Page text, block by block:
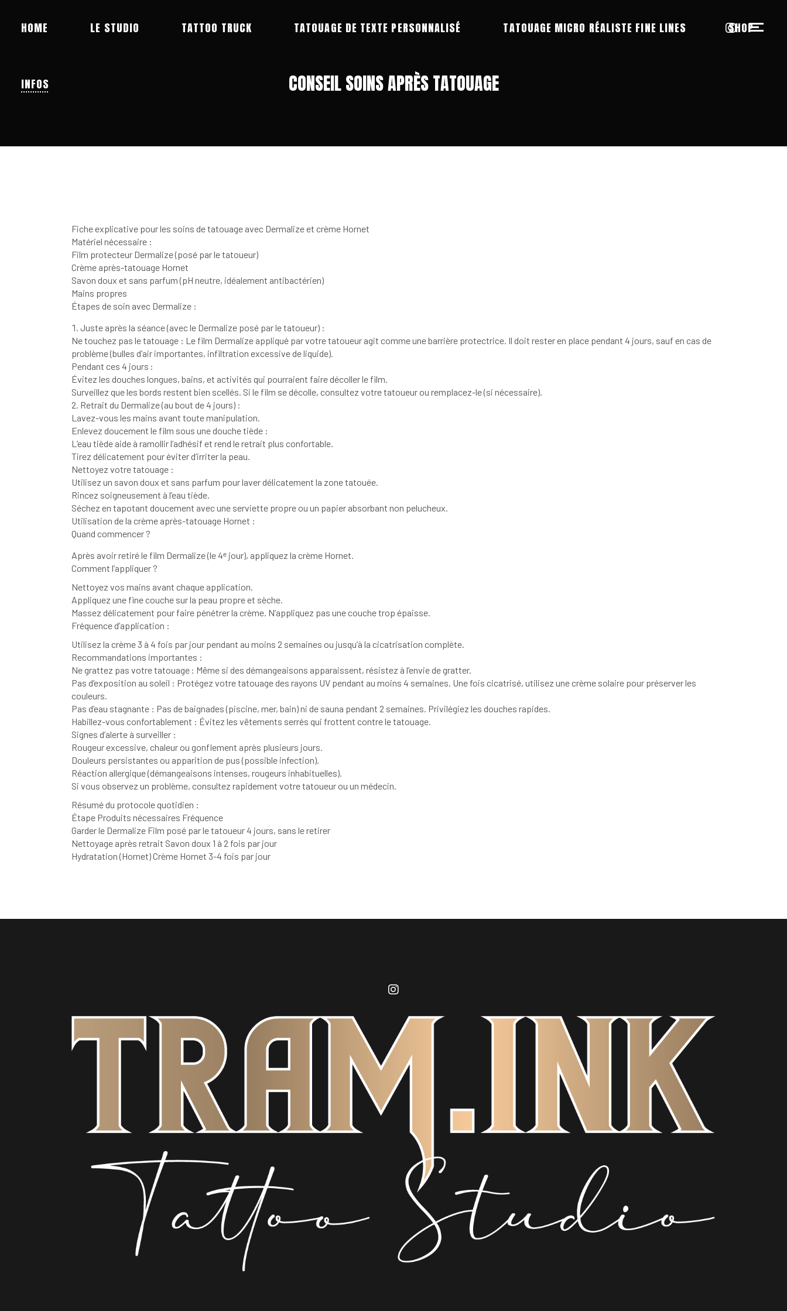
HOME LE STUDIO TATTOO TRUCK TATOUAGE DE TEXTE PERSONNALISÉ TATOUAGE MICRO RÉALISTE FINE LINES SHOP
INFOS CONSEIL SOINS APRÈS TATOUAGE
Fiche explicative pour les soins de tatouage avec Dermalize et crème Hornet
Matériel nécessaire :
Film protecteur Dermalize (posé par le tatoueur)
Crème après-tatouage Hornet
Savon doux et sans parfum (pH neutre, idéalement antibactérien)
Mains propres
Étapes de soin avec Dermalize :
Juste après la séance (avec le Dermalize posé par le tatoueur) :
Ne touchez pas le tatouage : Le film Dermalize appliqué par votre tatoueur agit comme une barrière protectrice. Il doit rester en place pendant 4 jours, sauf en cas de
problème (bulles d’air importantes, infiltration excessive de liquide).
Pendant ces 4 jours :
Évitez les douches longues, bains, et activités qui pourraient faire décoller le film.
Surveillez que les bords restent bien scellés. Si le film se décolle, consultez votre tatoueur ou remplacez-le (si nécessaire).
Retrait du Dermalize (au bout de 4 jours) :
Lavez-vous les mains avant toute manipulation.
Enlevez doucement le film sous une douche tiède :
L’eau tiède aide à ramollir l’adhésif et rend le retrait plus confortable.
Tirez délicatement pour éviter d’irriter la peau.
Nettoyez votre tatouage :
Utilisez un savon doux et sans parfum pour laver délicatement la zone tatouée.
Rincez soigneusement à l’eau tiède.
Séchez en tapotant doucement avec une serviette propre ou un papier absorbant non pelucheux.
Utilisation de la crème après-tatouage Hornet :
Quand commencer ?
Après avoir retiré le film Dermalize (le 4ᵉ jour), appliquez la crème Hornet.
Comment l’appliquer ?
Nettoyez vos mains avant chaque application.
Appliquez une fine couche sur la peau propre et sèche.
Massez délicatement pour faire pénétrer la crème. N’appliquez pas une couche trop épaisse.
Fréquence d’application :
Utilisez la crème 3 à 4 fois par jour pendant au moins 2 semaines ou jusqu’à la cicatrisation complète.
Recommandations importantes :
Ne grattez pas votre tatouage : Même si des démangeaisons apparaissent, résistez à l’envie de gratter.
Pas d’exposition au soleil : Protégez votre tatouage des rayons UV pendant au moins 4 semaines. Une fois cicatrisé, utilisez une crème solaire pour préserver les
couleurs.
Pas d’eau stagnante : Pas de baignades (piscine, mer, bain) ni de sauna pendant 2 semaines. Privilégiez les douches rapides.
Habillez-vous confortablement : Évitez les vêtements serrés qui frottent contre le tatouage.
Signes d’alerte à surveiller :
Rougeur excessive, chaleur ou gonflement après plusieurs jours.
Douleurs persistantes ou apparition de pus (possible infection).
Réaction allergique (démangeaisons intenses, rougeurs inhabituelles).
Si vous observez un problème, consultez rapidement votre tatoueur ou un médecin.
Résumé du protocole quotidien :
Étape Produits nécessaires Fréquence
Garder le Dermalize Film posé par le tatoueur 4 jours, sans le retirer
Nettoyage après retrait Savon doux 1 à 2 fois par jour
Hydratation (Hornet) Crème Hornet 3-4 fois par jour